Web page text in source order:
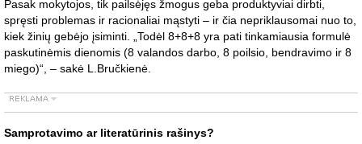
Pasak mokytojos, tik pailsėjęs žmogus geba produktyviai dirbti,
spręsti problemas ir racionaliai mąstyti – ir čia nepriklausomai nuo to,
kiek žinių gebėjo įsiminti. „Todėl 8+8+8 yra pati tinkamiausia formulė
paskutinėmis dienomis (8 valandos darbo, 8 poilsio, bendravimo ir 8
miego)“, – sakė L.Bručkienė.
Samprotavimo ar literatūrinis rašinys?